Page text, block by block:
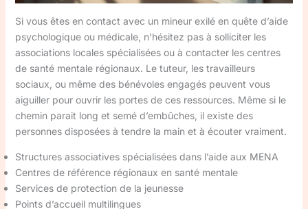
Si vous êtes en contact avec un mineur exilé en quête d’aide
psychologique ou médicale, n’hésitez pas à solliciter les
associations locales spécialisées ou à contacter les centres
de santé mentale régionaux. Le tuteur, les travailleurs
sociaux, ou même des bénévoles engagés peuvent vous
aiguiller pour ouvrir les portes de ces ressources. Même si le
chemin parait long et semé d’embûches, il existe des
personnes disposées à tendre la main et à écouter vraiment.
Structures associatives spécialisées dans l’aide aux MENA
Centres de référence régionaux en santé mentale
Services de protection de la jeunesse
Points d’accueil multilingues